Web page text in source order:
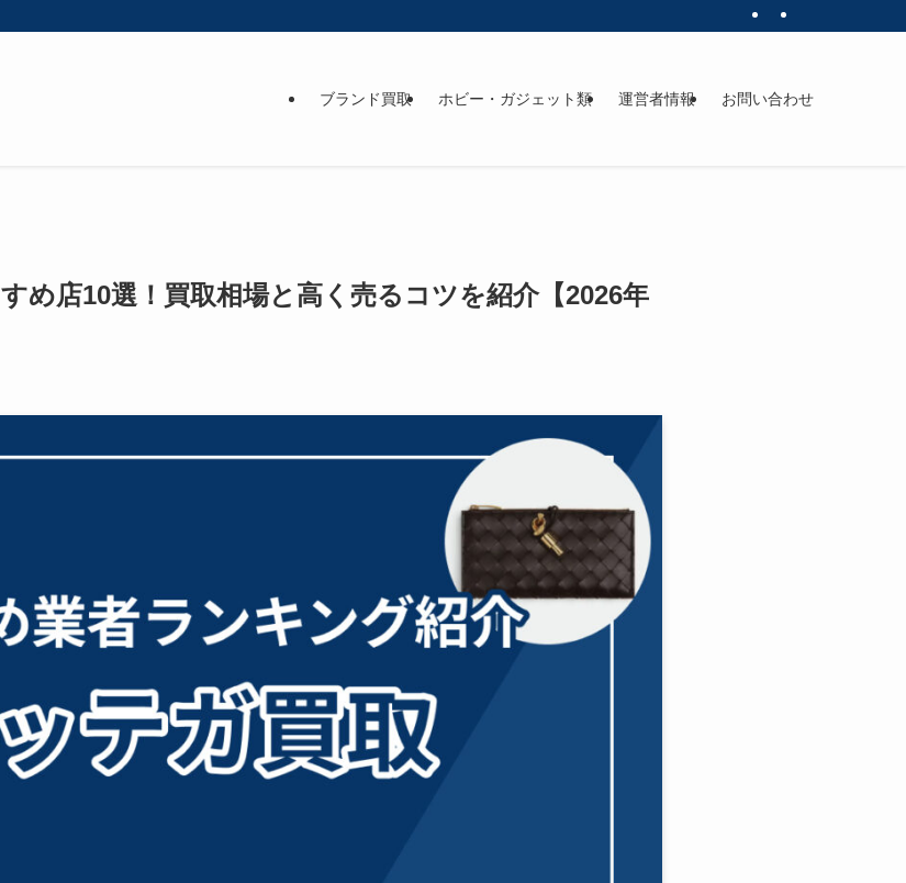
ブランド買取 ホビー・ガジェット類 運営者情報 お問い合わせ
め店10選！買取相場と高く売るコツを紹介【2026年